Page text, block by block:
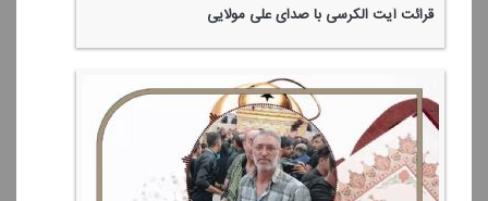
قرائت آیت الكرسی با صدای علی مولایی